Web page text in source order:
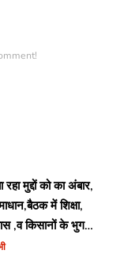
मुद्दों को का अंबार,
में शिक्षा,
किसानों के भुगतान